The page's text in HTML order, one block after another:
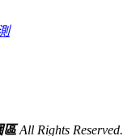
區All Rights Reserved.